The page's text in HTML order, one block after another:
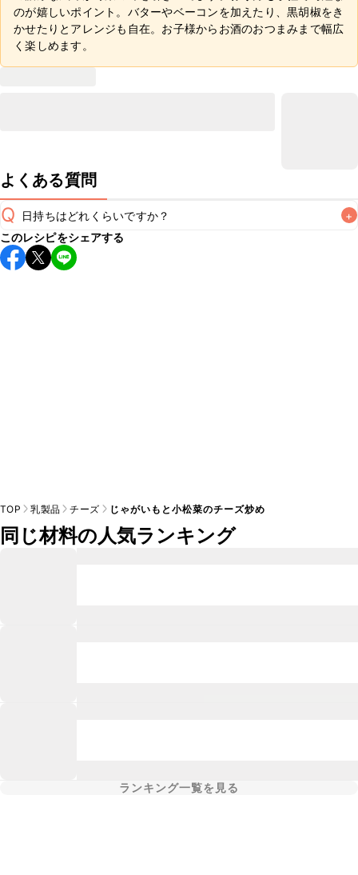
のが嬉しいポイント。バターやベーコンを加えたり、黒胡椒をき
かせたりとアレンジも自在。お子様からお酒のおつまみまで幅広
く楽しめます。
よくある質問
Q 日持ちはどれくらいですか？ +
保存期間は冷蔵で翌日中が目安です。なるべくお早めにお召
し上がりください。
このレシピをシェアする
TOP 乳製品 チーズ じゃがいもと小松菜のチーズ炒め
同じ材料の人気ランキング
ランキング一覧を見る